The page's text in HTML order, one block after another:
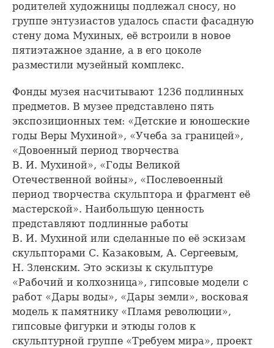
родителей художницы подлежал сносу, но
группе энтузиастов удалось спасти фасадную
стену дома Мухиных, её встроили в новое
пятиэтажное здание, а в его цоколе
разместили музейный комплекс.
Фонды музея насчитывают 1236 подлинных
предметов. В музее представлено пять
экспозиционных тем: «Детские и юношеские
годы Веры Мухиной», «Учеба за границей»,
«Довоенный период творчества
В. И. Мухиной», «Годы Великой
Отечественной войны», «Послевоенный
период творчества скульптора и фрагмент её
мастерской». Наибольшую ценность
представляют подлинные работы
В. И. Мухиной или сделанные по её эскизам
скульпторами С. Казаковым, А. Сергеевым,
Н. Зленским. Это эскизы к скульптуре
«Рабочий и колхозница», гипсовые модели с
работ «Дары воды», «Дары земли», восковая
модель к памятнику «Пламя революции»,
гипсовые фигурки и этюды голов к
скульптурной группе «Требуем мира», проект